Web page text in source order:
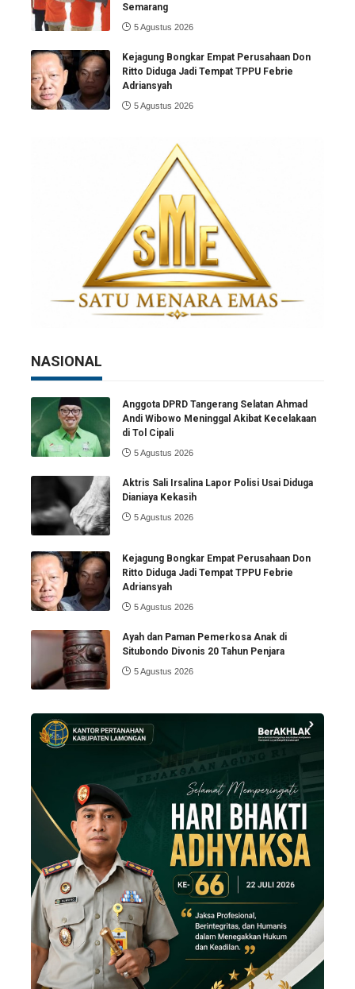
Semarang
5 Agustus 2026
Kejagung Bongkar Empat Perusahaan Don
Ritto Diduga Jadi Tempat TPPU Febrie
Adriansyah
5 Agustus 2026
NASIONAL
Anggota DPRD Tangerang Selatan Ahmad
Andi Wibowo Meninggal Akibat Kecelakaan
di Tol Cipali
5 Agustus 2026
Aktris Sali Irsalina Lapor Polisi Usai Diduga
Dianiaya Kekasih
5 Agustus 2026
Kejagung Bongkar Empat Perusahaan Don
Ritto Diduga Jadi Tempat TPPU Febrie
Adriansyah
5 Agustus 2026
Ayah dan Paman Pemerkosa Anak di
Situbondo Divonis 20 Tahun Penjara
5 Agustus 2026